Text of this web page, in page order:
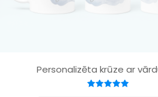
Personalizēta krūze ar